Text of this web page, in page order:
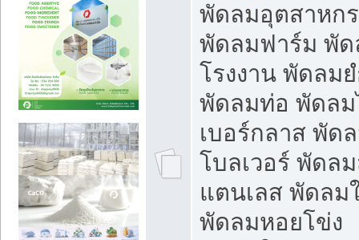
พัดลมอุตสาหก
พัดลมฟาร์ม พั
โรงงาน พัดลม
พัดลมท่อ พัดล
เบอร์กลาส พัด
โบลเวอร์ พัดล
แตนเลส พัดลม
พัดลมหอยโข่ง